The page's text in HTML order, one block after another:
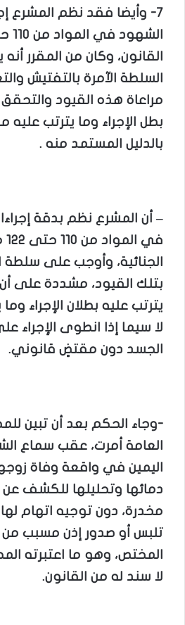
7- وأيضا فقد نظم المشرع
القانون، وكان من المقرر
السلطة الآمرة بالتفتيش
مراعاة هذه القيود والتحقق
بطل الإجراء وما يترتب عليه
بالدليل المستمد منه .
– أن المشرع نظم بدقة
الجنائية، وأوجب على سلطة
بتلك القيود، مشددة على أن
يترتب عليه بطلان الإجراء
لا سيما إذا انطوى
الجسد دون مقتضٍ قانوني.
-وجاء الحكم بعد أن تبين
العامة أمرت، عقب سماع
اليمين في واقعة وفاة
دمائها وتحليلها للكشف عن
مخدرة، دون توجيه اتهام
تلبس أو صدور إذن مسبب من
المختص، وهو ما اعتبرته
لا سند له من القانون.